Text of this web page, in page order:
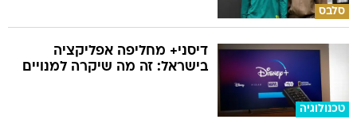
סלבס
טכנולוגיה
דיסני+ מחליפה אפליקציה
בישראל: זה מה שיקרה למנויים